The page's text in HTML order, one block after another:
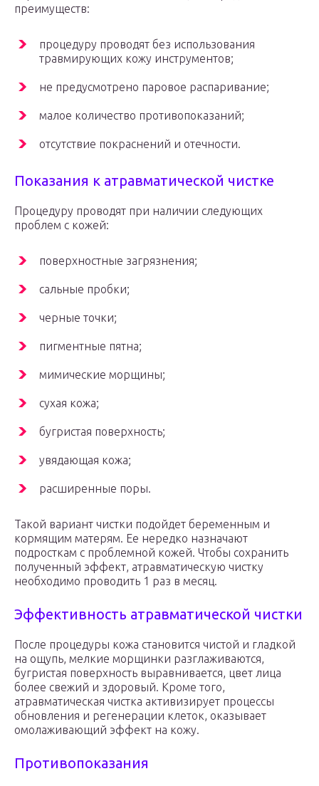
преимуществ:
процедуру проводят без использования
травмирующих кожу инструментов;
не предусмотрено паровое распаривание;
малое количество противопоказаний;
отсутствие покраснений и отечности.
Показания к атравматической чистке
Процедуру проводят при наличии следующих
проблем с кожей:
поверхностные загрязнения;
сальные пробки;
черные точки;
пигментные пятна;
мимические морщины;
сухая кожа;
бугристая поверхность;
увядающая кожа;
расширенные поры.
Такой вариант чистки подойдет беременным и
кормящим матерям. Ее нередко назначают
подросткам с проблемной кожей. Чтобы сохранить
полученный эффект, атравматическую чистку
необходимо проводить 1 раз в месяц.
Эффективность атравматической чистки
После процедуры кожа становится чистой и гладкой
на ощупь, мелкие морщинки разглаживаются,
бугристая поверхность выравнивается, цвет лица
более свежий и здоровый. Кроме того,
атравматическая чистка активизирует процессы
обновления и регенерации клеток, оказывает
омолаживающий эффект на кожу.
Противопоказания